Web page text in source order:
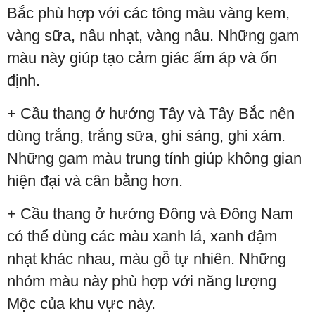
Bắc phù hợp với các tông màu vàng kem,
vàng sữa, nâu nhạt, vàng nâu. Những gam
màu này giúp tạo cảm giác ấm áp và ổn
định.
+ Cầu thang ở hướng Tây và Tây Bắc nên
dùng trắng, trắng sữa, ghi sáng, ghi xám.
Những gam màu trung tính giúp không gian
hiện đại và cân bằng hơn.
+ Cầu thang ở hướng Đông và Đông Nam
có thể dùng các màu xanh lá, xanh đậm
nhạt khác nhau, màu gỗ tự nhiên. Những
nhóm màu này phù hợp với năng lượng
Mộc của khu vực này.